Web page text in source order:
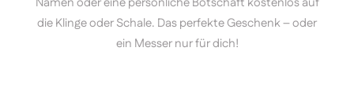
die Klinge oder Schale. Das perfekte Geschenk – oder
ein Messer nur für dich!